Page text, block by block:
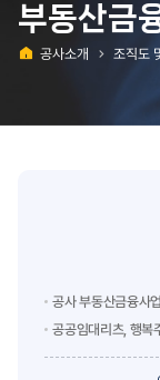
부동산금
공사소개 조직도
공사 부동산금융사
공공임대리츠, 행복